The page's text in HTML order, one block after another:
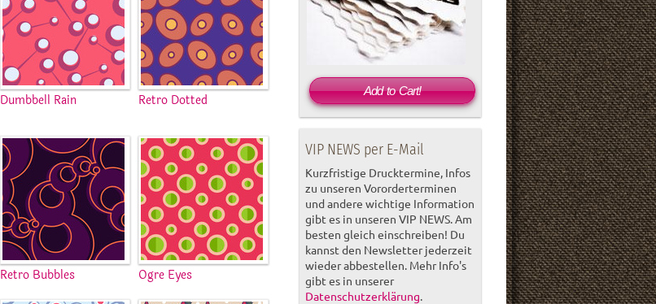
Dumbbell Rain Retro Dotted
Retro Bubbles Ogre Eyes
Add to Cart!
VIP NEWS per E-Mail
Kurzfristige Drucktermine, Infos
zu unseren Vororderterminen
und andere wichtige Information
gibt es in unseren VIP NEWS. Am
besten gleich einschreiben! Du
kannst den Newsletter jederzeit
wieder abbestellen. Mehr Info's
gibt es in unserer
Datenschutzerklärung